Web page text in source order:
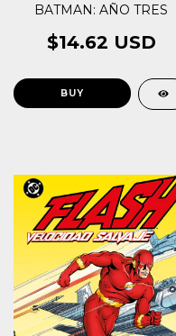
BATMAN: AÑO TRES
$14.62 USD